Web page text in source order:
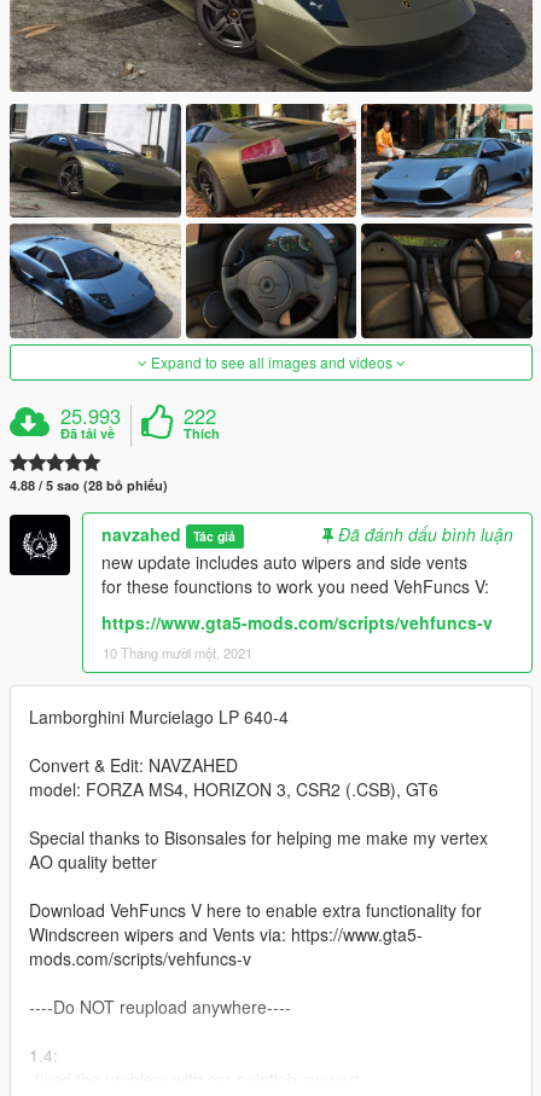
Expand to see all images and videos
25.993
Đã tải về
222
Thích
4.88 / 5 sao (28 bỏ phiếu)
navzahed Tác giả
Đã đánh dấu bình luận
new update includes auto wipers and side vents
for these founctions to work you need VehFuncs V:
https://www.gta5-mods.com/scripts/vehfuncs-v
10 Tháng mười một, 2021
Lamborghini Murcielago LP 640-4
Convert & Edit: NAVZAHED
model: FORZA MS4, HORIZON 3, CSR2 (.CSB), GT6
Special thanks to Bisonsales for helping me make my vertex
AO quality better
Download VehFuncs V here to enable extra functionality for
Windscreen wipers and Vents via: https://www.gta5-
mods.com/scripts/vehfuncs-v
----Do NOT reupload anywhere----
1.4: